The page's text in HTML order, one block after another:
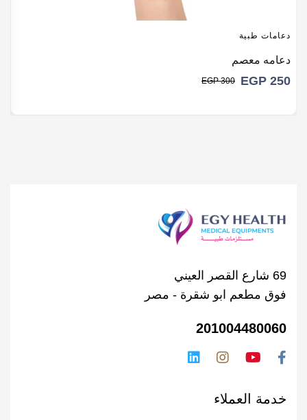
دعامات طبية
دعامه معصم
EGP 250
EGP300
69 شارع القصر العيني
فوق مطعم ابو شقرة - مصر
201004480060
خدمة العملاء